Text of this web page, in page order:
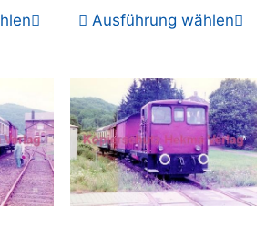
Ausführung wählen